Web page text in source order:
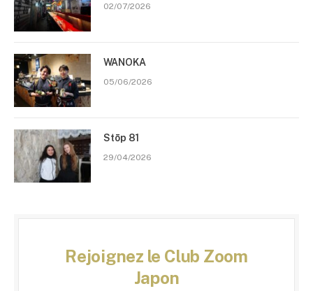
02/07/2026
WANOKA
05/06/2026
Stōp 81
29/04/2026
Rejoignez le Club Zoom
Japon